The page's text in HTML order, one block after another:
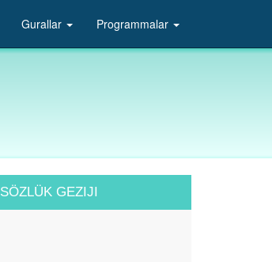
Gurallar Programmalar
SÖZLÜK GEZIJI